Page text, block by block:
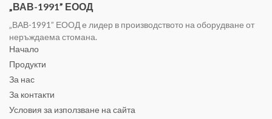
„ВАВ-1991” ЕООД
„ВАВ-1991” ЕООД е лидер в производството на оборудване от
неръждаема стомана.
Начало
Продукти
За нас
За контакти
Условия за използване на сайта